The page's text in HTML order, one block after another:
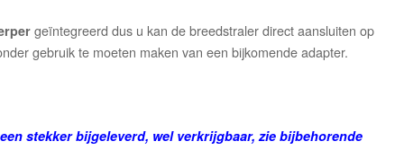
geïntegreerd dus u kan de breedstraler direct aansluiten op
gebruik te moeten maken van een bijkomende adapter.
stekker bijgeleverd, wel verkrijgbaar, zie bijbehorende